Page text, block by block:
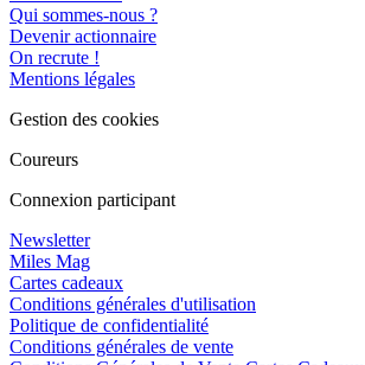
Qui sommes-nous ?
Devenir actionnaire
On recrute !
Mentions légales
Gestion des cookies
Coureurs
Connexion participant
Newsletter
Miles Mag
Cartes cadeaux
Conditions générales d'utilisation
Politique de confidentialité
Conditions générales de vente